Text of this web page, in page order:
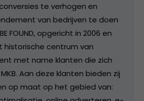
te verhogen en
van bedrijven te doen
FOUND, opgericht in 2006 en
historische centrum van
met name klanten die zich
Aan deze klanten bieden zij
op maat op het gebied van: